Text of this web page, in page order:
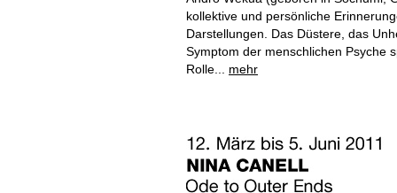
kollektive und persönliche
Darstellungen. Das Düstere, das
Symptom der menschlichen Psyche
Rolle... mehr